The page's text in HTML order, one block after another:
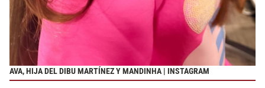
AVA, HIJA DEL DIBU MARTÍNEZ Y MANDINHA | INSTAGRAM